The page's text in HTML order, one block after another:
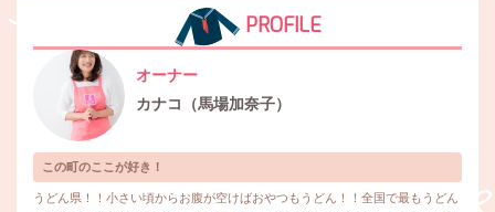
PROFILE
オーナー
カナコ（馬場加奈子）
この町のここが好き！
うどん県！！小さい頃からお腹が空けばおやつもうどん！！全国で最もうどん